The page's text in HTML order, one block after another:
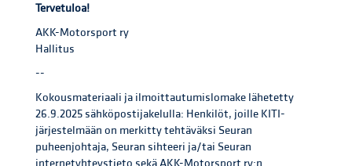
Tervetuloa!
AKK-Motorsport ry
Hallitus
--
Kokousmateriaali ja ilmoittautumislomake lähetetty
26.9.2025 sähköpostijakelulla: Henkilöt, joille KITI-
järjestelmään on merkitty tehtäväksi Seuran
puheenjohtaja, Seuran sihteeri ja/tai Seuran